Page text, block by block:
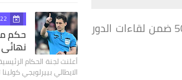
استطاع فريق رجال كرة السلة بنادى الصيد الفوز على نظيره فريق الترسانة بنتيجة 50/70 ضمن لقاءات الدور
22 أكتوبر 2024
حكم
أعلنت لجنة الحكام
الايطالي بييرلويجي